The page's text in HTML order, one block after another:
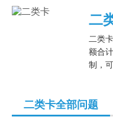
二
二类
额合
制，
二类卡全部问题